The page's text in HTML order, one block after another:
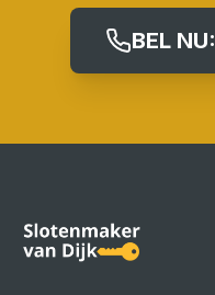
BEL NU: